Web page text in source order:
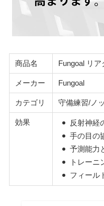
商品名 Fungoal リア
メーカー Fungoal
カテゴリ 守備練習/ノ
効果
反射神経
手の目の
予測能力
トレーニ
フィール